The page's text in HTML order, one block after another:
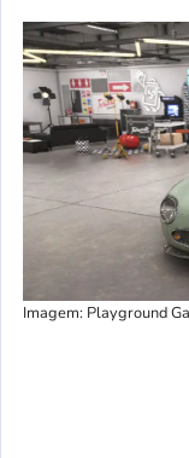
Imagem: Playground